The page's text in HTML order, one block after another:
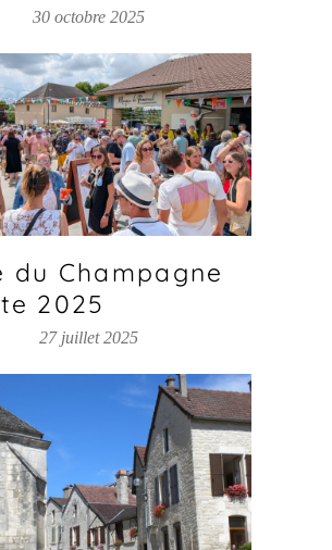
30 octobre 2025
du Champagne
2025
27 juillet 2025